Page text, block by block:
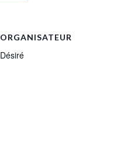
ORGANISATEUR
Désiré